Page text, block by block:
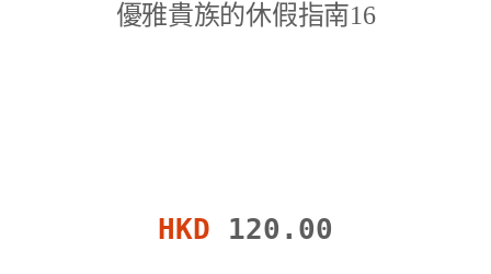
優雅貴族的休假指南16
HKD 120.00